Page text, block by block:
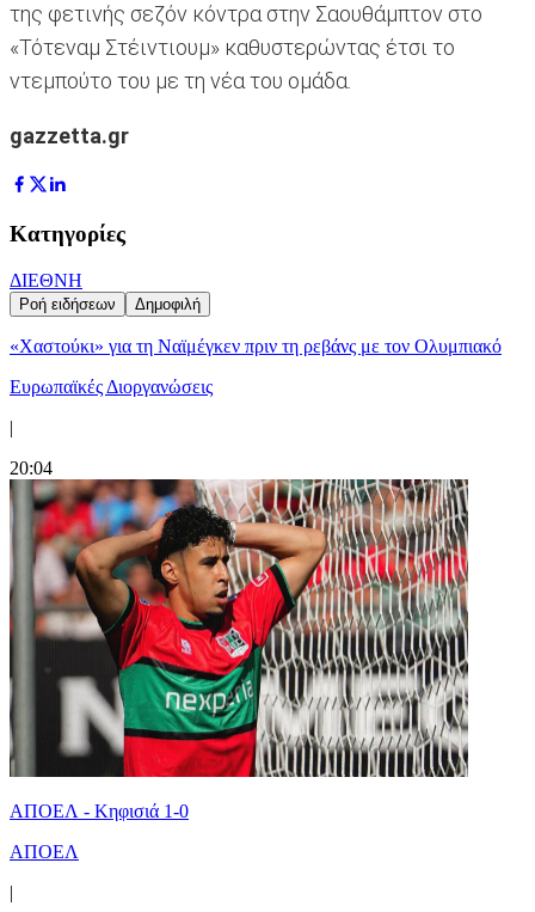
της φετινής σεζόν κόντρα στην Σαουθάμπτον στο
«Τότεναμ Στέιντιουμ» καθυστερώντας έτσι το
ντεμπούτο του με τη νέα του ομάδα.
gazzetta.gr
Κατηγορίες
ΔΙΕΘΝΗ
Ροή ειδήσεων Δημοφιλή
«Χαστούκι» για τη Ναϊμέγκεν πριν τη ρεβάνς με τον Ολυμπιακό
Ευρωπαϊκές Διοργανώσεις
|
20:04
ΑΠΟΕΛ - Κηφισιά 1-0
ΑΠΟΕΛ
|